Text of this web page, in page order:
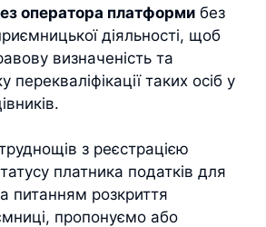
оператора платформи без
діяльності, щоб
визначеність та
перекваліфікації таких осіб у
з реєстрацією
платника податків для
питанням розкриття
пропонуємо або